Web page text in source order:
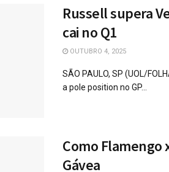
Russell supera
cai no Q1
OUTUBRO 4, 2025
SÃO PAULO, SP (UOL/
a pole position no GP...
Como Flamengo
Gávea